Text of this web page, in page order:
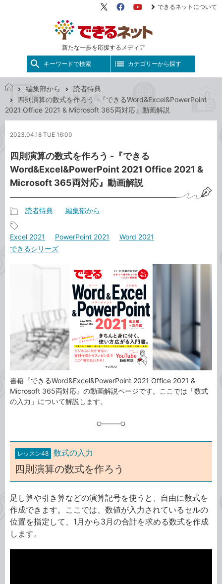
新たな一歩を応援するメディア
X（旧
FacebookYouTube
できるネットについて
キーワードで検索 カテゴリーから探す
で
き
ッ
編集部から
読者特典
四則演算の数式を作ろう -『できるWord&Excel&PowerPoint
2021 Office 2021 & Microsoft 365両対応』動画解説
2023.04.18 TUE 16:00
四則演算の数式を作ろう -『できる
Word&Excel&PowerPoint 2021 Office 2021 &
Microsoft 365両対応』動画解説
カ
テ
読者特典 編集部から
記
事
Excel 2021 PowerPoint 2021
Word 2021
できるシリーズ
書籍『できるWord&Excel&PowerPoint 2021 Office 2021 &
Microsoft 365両対応』の動画解説ページです。ここでは「数式
の入力」について解説します。
レッスン48 数式の入力
四則演算の数式を作ろう
足し算や引き算などの演算記号を使うと、自由に数式を
作成できます。ここでは、数値が入力されているセルの
位置を指定して、1月から3月の合計を求める数式を作成
します。